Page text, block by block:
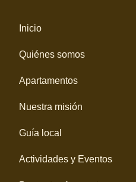
Inicio
Quiénes somos
Apartamentos
Nuestra misión
Guía local
Actividades y Eventos